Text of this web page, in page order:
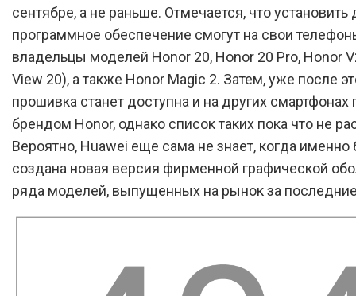
сентябре, а не раньше. Отмечается, что установить
программное обеспечение смогут на свои
владельцы моделей Honor 20, Honor 20 Pro, Honor
View 20), а также Honor Magic 2. Затем, уже после
прошивка станет доступна и на других смартфонах
брендом Honor, однако список таких пока что не
Вероятно, Huawei еще сама не знает, когда именно
создана новая версия фирменной графической
ряда моделей, выпущенных на рынок за последние